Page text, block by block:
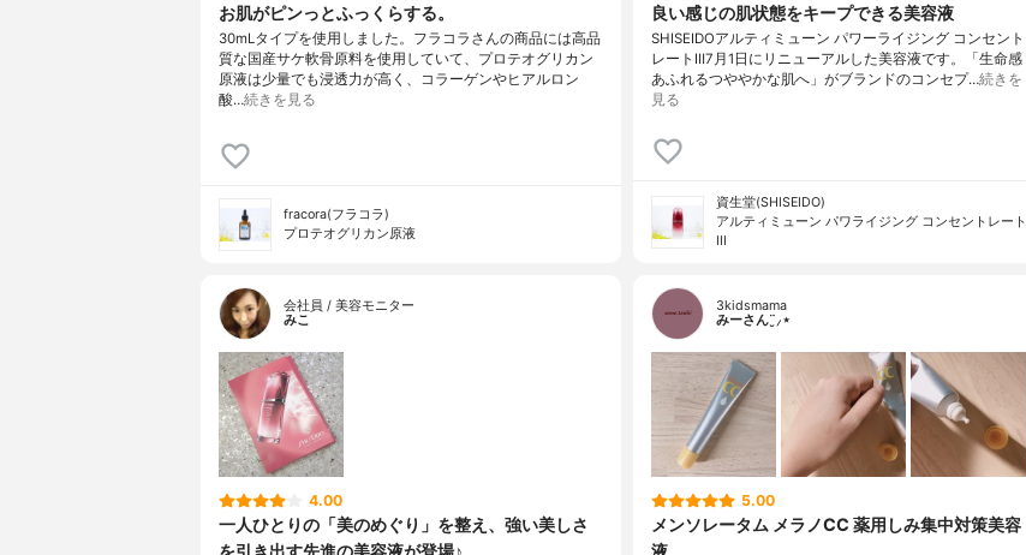
お肌がピンっとふっくらする。
30mLタイプを使用しました。フラコラさんの商品には高品
質な国産サケ軟骨原料を使用していて、プロテオグリカン
原液は少量でも浸透力が高く、コラーゲンやヒアルロン
酸…続きを見る
fracora(フラコラ)
プロテオグリカン原液
良い感じの肌状態をキープできる美容液
SHISEIDOアルティミューン パワーライジング コンセント
レートⅢ7月1日にリニューアルした美容液です。「生命感
あふれるつややかな肌へ」がブランドのコンセプ…続きを
見る
資生堂(SHISEIDO)
アルティミューン パワライジング コンセントレート
III
会社員 / 美容モニター
みこ
4.00
一人ひとりの「美のめぐり」を整え、強い美しさ
を引き出す先進の美容液が登場♪
3kidsmama
みーさん¨̮⸝⋆
5.00
メンソレータム メラノCC 薬用しみ集中対策美容
液